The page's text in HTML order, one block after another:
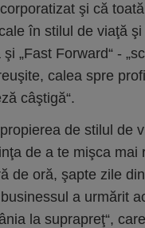
şi că
în stilul de viaţă
„Fast Forward“ -
calea spre
câştigă“.
de stilul de
de a te mişca mai
de oră, şapte zile
a urmărit
la suprapreţ“,